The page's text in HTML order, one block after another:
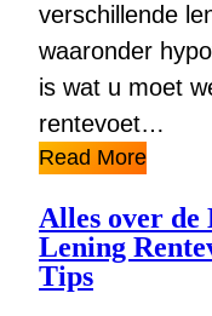
verschillende
waaronder
is wat u moet
rentevoet…
Read More
Alles over
Lening
Tips